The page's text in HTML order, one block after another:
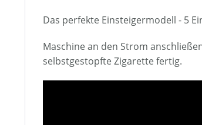
Das perfekte Einsteigermodell - 5
Maschine an den Strom
selbstgestopfte Zigarette fertig.